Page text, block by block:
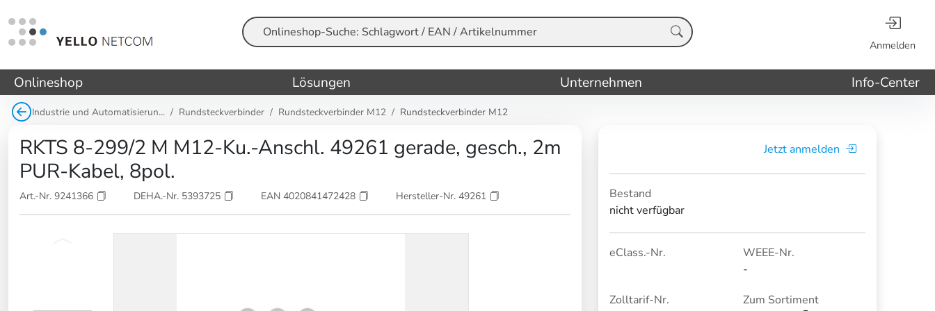
Suche Anmelden
Onlineshop Lösungen Unternehmen Info-Center
Industrie und Automatisierun... Rundsteckverbinder Rundsteckverbinder M12 Rundsteckverbinder M12
RKTS 8-299/2 M M12-Ku.-Anschl. 49261 gerade, gesch., 2m
PUR-Kabel, 8pol.
Art.-Nr. 9241366 DEHA.-Nr. 5393725 EAN 4020841472428 Hersteller-Nr. 49261
Jetzt anmelden
Bestand
nicht verfügbar
eClass.-Nr.
WEEE-Nr.
-
Zolltarif-Nr.
Zum Sortiment